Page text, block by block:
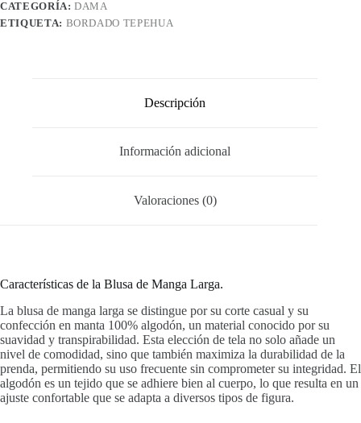
CATEGORÍA:DAMA
ETIQUETA: BORDADO TEPEHUA
Descripción
Información adicional
Valoraciones (0)
Características de la Blusa de Manga Larga.
La blusa de manga larga se distingue por su corte casual y su
confección en manta 100% algodón, un material conocido por su
suavidad y transpirabilidad. Esta elección de tela no solo añade un
nivel de comodidad, sino que también maximiza la durabilidad de la
prenda, permitiendo su uso frecuente sin comprometer su integridad. El
algodón es un tejido que se adhiere bien al cuerpo, lo que resulta en un
ajuste confortable que se adapta a diversos tipos de figura.